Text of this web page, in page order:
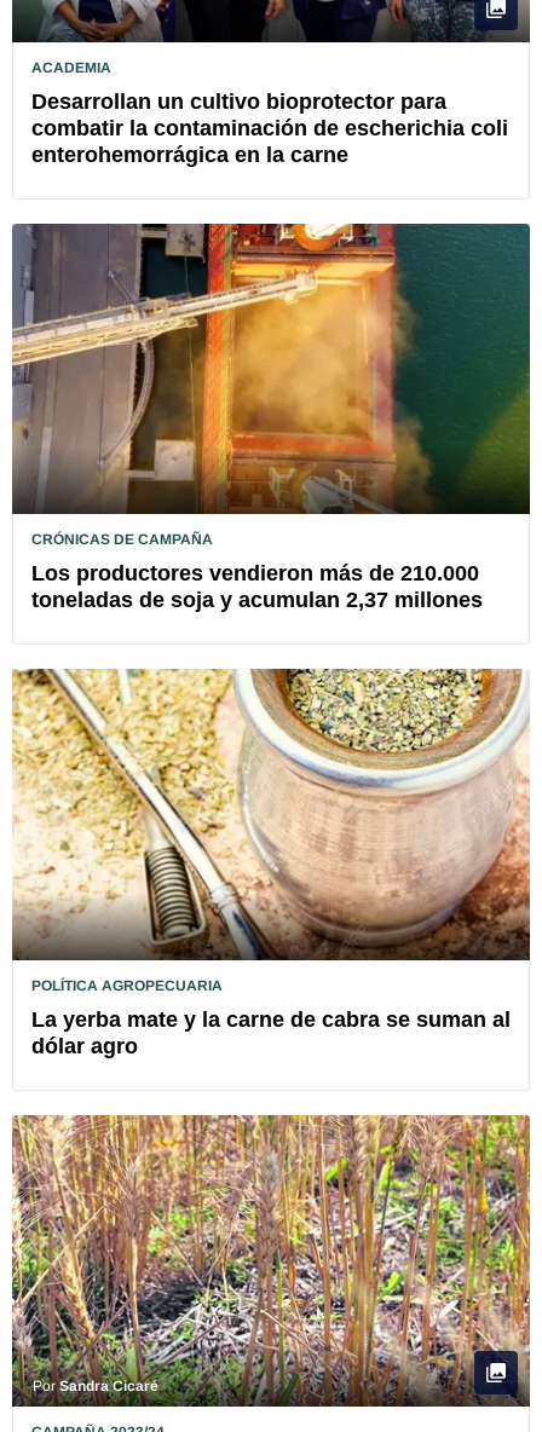
ACADEMIA
Desarrollan un cultivo bioprotector para
combatir la contaminación de escherichia coli
enterohemorrágica en la carne
CRÓNICAS DE CAMPAÑA
Los productores vendieron más de 210.000
toneladas de soja y acumulan 2,37 millones
POLÍTICA AGROPECUARIA
La yerba mate y la carne de cabra se suman al
dólar agro
PorSandra Cicaré